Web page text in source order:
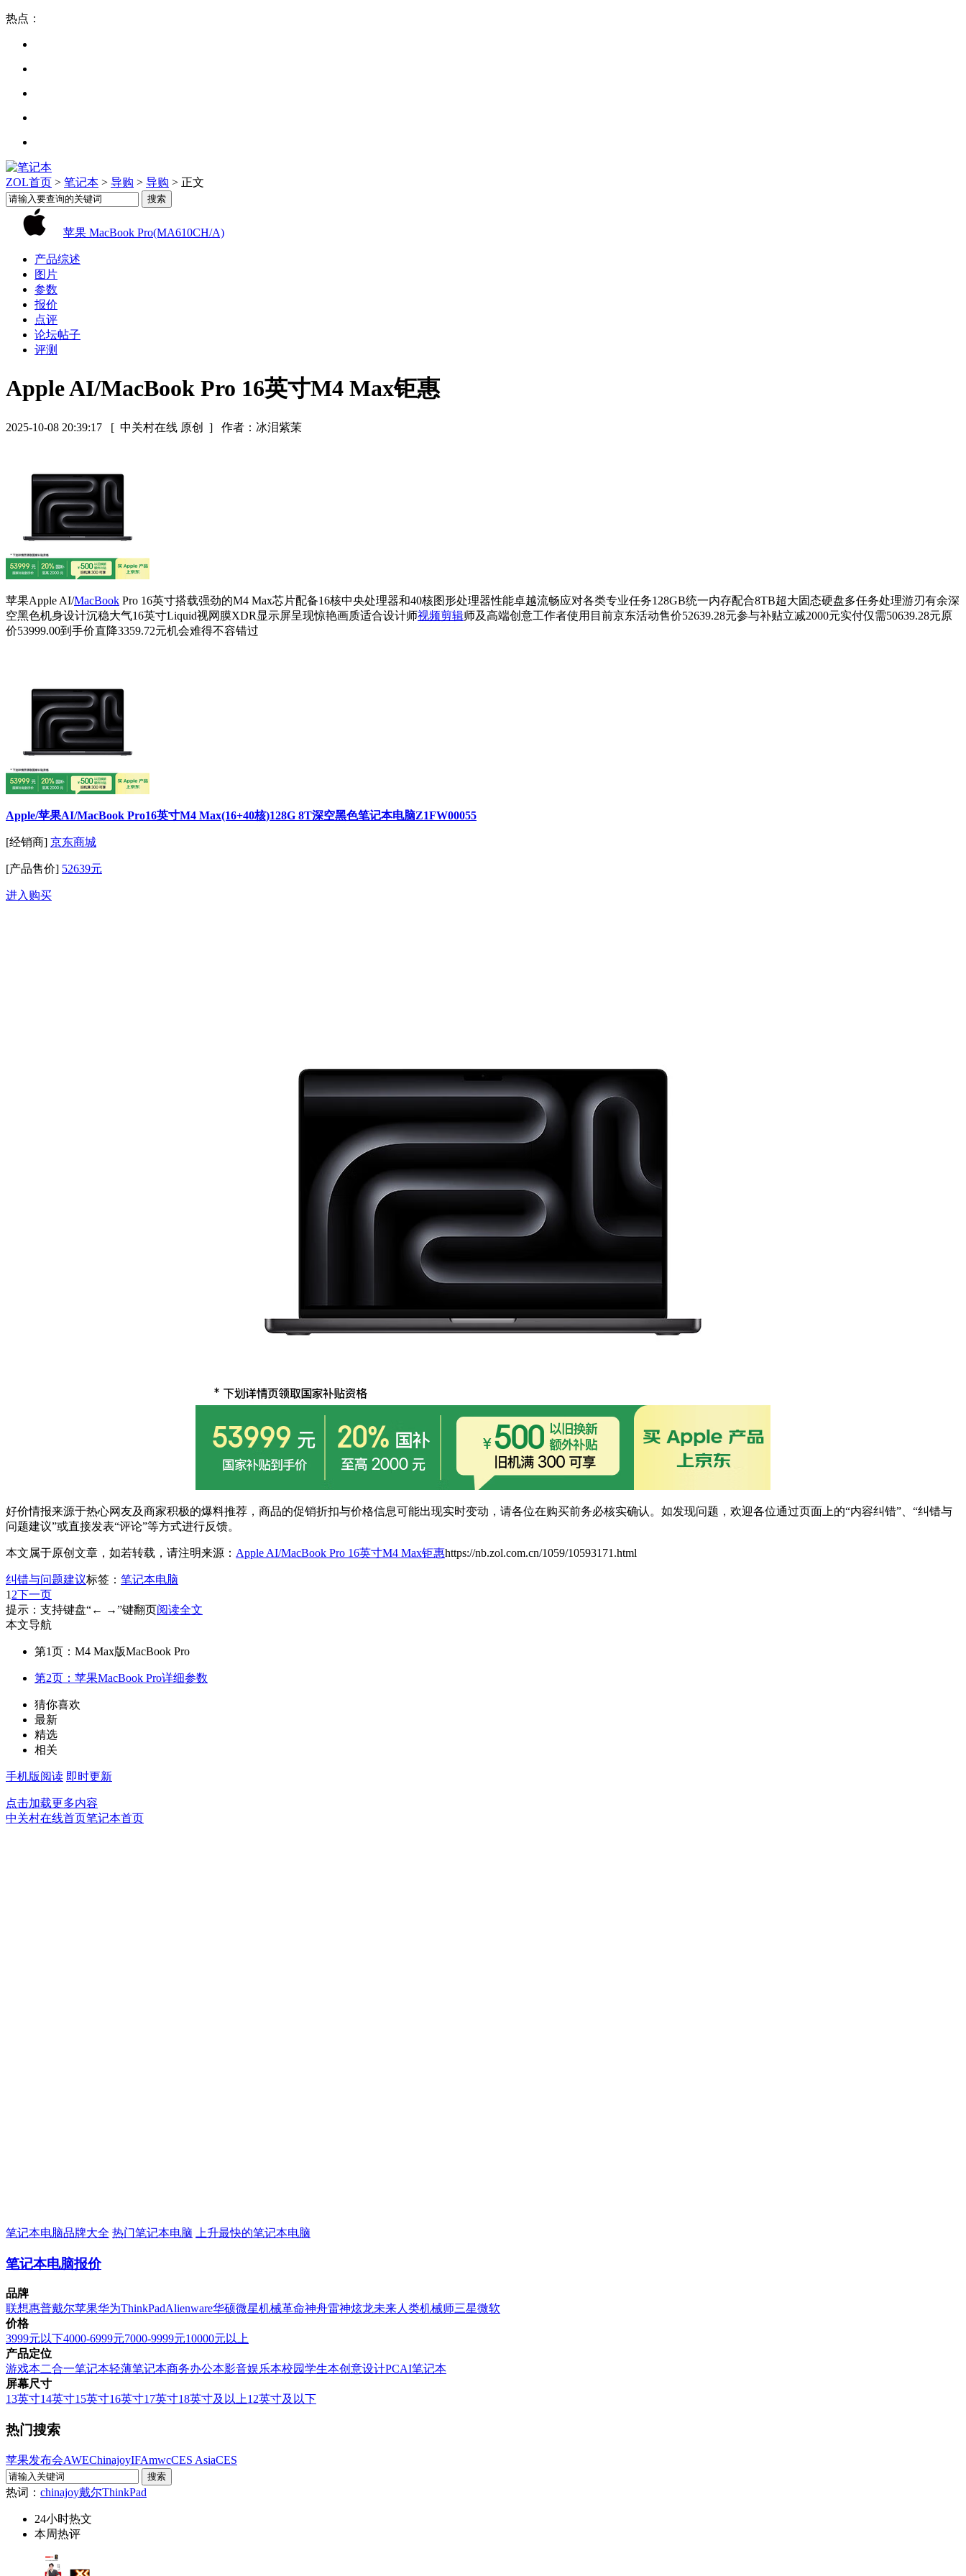
热点：
ZOL首页 > 笔记本 > 导购 > 导购 > 正文
苹果 MacBook Pro(MA610CH/A)
产品综述
图片
参数
报价
点评
论坛帖子
评测
Apple AI/MacBook Pro 16英寸M4 Max钜惠
2025-10-08 20:39:17 [ 中关村在线 原创 ] 作者：冰泪紫茉
苹果Apple AI/MacBook Pro 16英寸搭载强劲的M4 Max芯片配备16核中央处理器和40核图形处理器性能卓越流畅应对各类专业任务128GB统一内存配合8TB超大固态硬盘多任务处理游刃有余深
空黑色机身设计沉稳大气16英寸Liquid视网膜XDR显示屏呈现惊艳画质适合设计师视频剪辑师及高端创意工作者使用目前京东活动售价52639.28元参与补贴立减2000元实付仅需50639.28元原
价53999.00到手价直降3359.72元机会难得不容错过
Apple/苹果AI/MacBook Pro16英寸M4 Max(16+40核)128G 8T深空黑色笔记本电脑Z1FW00055
[经销商] 京东商城
[产品售价] 52639元
进入购买
好价情报来源于热心网友及商家积极的爆料推荐，商品的促销折扣与价格信息可能出现实时变动，请各位在购买前务必核实确认。如发现问题，欢迎各位通过页面上的“内容纠错”、“纠错与
问题建议”或直接发表“评论”等方式进行反馈。
本文属于原创文章，如若转载，请注明来源： Apple AI/MacBook Pro 16英寸M4 Max钜惠https://nb.zol.com.cn/1059/10593171.html
纠错与问题建议标签： 笔记本电脑
1 2下一页
提示：支持键盘“← →”键翻页阅读全文
本文导航
第1页：M4 Max版MacBook Pro
第2页：苹果MacBook Pro详细参数
猜你喜欢
最新
精选
相关
手机版阅读 即时更新
点击加载更多内容
中关村在线首页笔记本首页
笔记本电脑品牌大全 热门笔记本电脑 上升最快的笔记本电脑
笔记本电脑报价
品牌
联想惠普戴尔苹果华为ThinkPadAlienware华硕微星机械革命神舟雷神炫龙未来人类机械师三星微软
价格
3999元以下4000-6999元7000-9999元10000元以上
产品定位
游戏本二合一笔记本轻薄笔记本商务办公本影音娱乐本校园学生本创意设计PCAI笔记本
屏幕尺寸
13英寸14英寸15英寸16英寸17英寸18英寸及以上12英寸及以下
热门搜索
苹果发布会AWEChinajoyIFAmwcCES AsiaCES
热词： chinajoy戴尔ThinkPad
24小时热文
本周热评